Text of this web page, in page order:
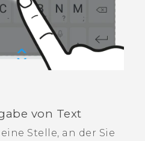
von Text
Stelle, an der Sie